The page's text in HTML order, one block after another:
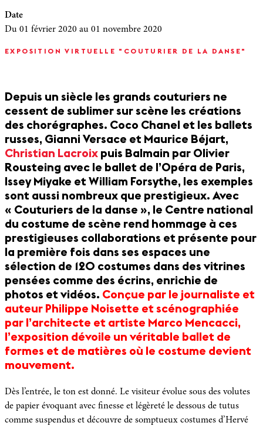
Date
Du 01 février 2020 au 01 novembre 2020
EXPOSITION VIRTUELLE "COUTURIER DE LA DANSE"
Depuis un siècle les grands couturiers ne
cessent de sublimer sur scène les créations
des chorégraphes. Coco Chanel et les ballets
russes, Gianni Versace et Maurice Béjart,
Christian Lacroix puis Balmain par Olivier
Rousteing avec le ballet de l’Opéra de Paris,
Issey Miyake et William Forsythe, les exemples
sont aussi nombreux que prestigieux. Avec
« Couturiers de la danse », le Centre national
du costume de scène rend hommage à ces
prestigieuses collaborations et présente pour
la première fois dans ses espaces une
sélection de 120 costumes dans des vitrines
pensées comme des écrins, enrichie de
photos et vidéos. Conçue par le journaliste et
auteur Philippe Noisette et scénographiée
par l’architecte et artiste Marco Mencacci,
l’exposition dévoile un véritable ballet de
formes et de matières où le costume devient
mouvement.
Dès l’entrée, le ton est donné. Le visiteur évolue sous des volutes
de papier évoquant avec finesse et légèreté le dessous de tutus
comme suspendus et découvre de somptueux costumes d’Hervé